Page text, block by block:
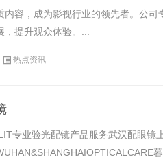
内容，成为影视行业的领先者。公司
提升观众体验。...
热点资讯
专业验光配镜产品服务武汉配眼镜